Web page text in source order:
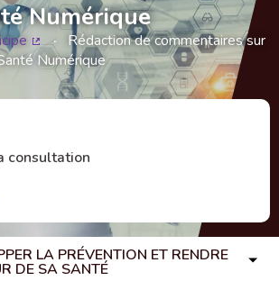
Numérique
(Lien externe)
Rédaction de commentaires sur
Numérique
consultation
LA PRÉVENTION ET RENDRE
DE SA SANTÉ